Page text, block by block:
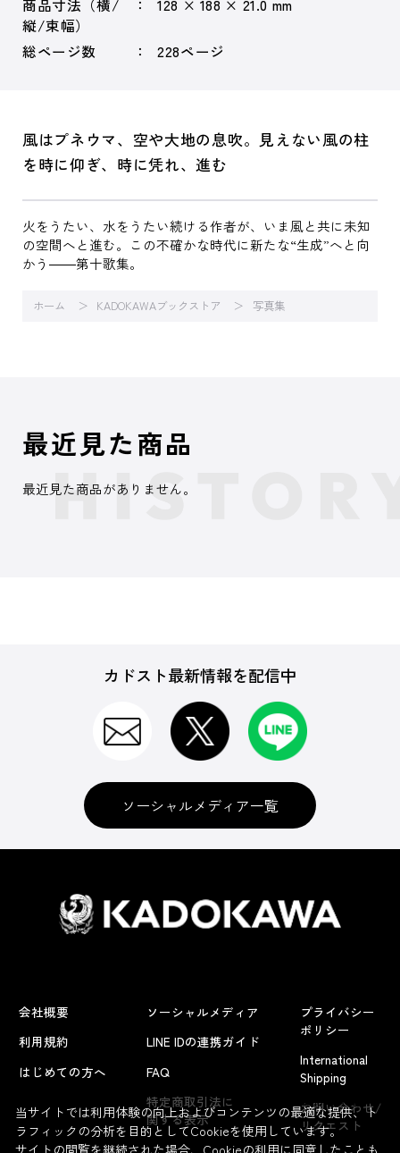
商品寸法（横/
縦/束幅）
128 × 188 × 21.0 mm
総ページ数 228ページ
風はプネウマ、空や大地の息吹。見えない風の柱
を時に仰ぎ、時に凭れ、進む
火をうたい、水をうたい続ける作者が、いま風と共に未知
の空間へと進む。この不確かな時代に新たな“生成”へと向
かう――第十歌集。
ホーム KADOKAWAブックストア 写真集
よくあるお問い合わせ
最近見た商品
最近見た商品がありません。
カドスト最新情報を配信中
ソーシャルメディア一覧
会社概要
利用規約
はじめての方へ
ソーシャルメディア
LINE IDの連携ガイド
FAQ
特定商取引法に
関する表示
プライバシー
ポリシー
International
Shipping
お問い合わせ/
リクエスト
当サイトでは利用体験の向上およびコンテンツの最適な提供、ト
ラフィックの分析を目的としてCookieを使用しています。